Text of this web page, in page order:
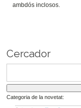
ambdós inclosos.
Cercador
Categoria de la novetat: